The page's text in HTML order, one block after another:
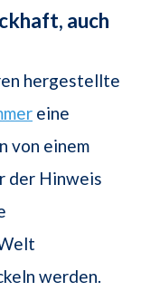
auch
hergestellte
eine
von einem
der Hinweis
werden.